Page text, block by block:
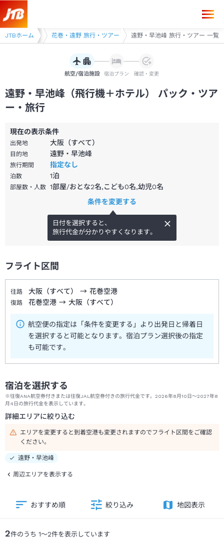
JTBホーム
旅行・ツアー 花巻・遠野 旅行・ツアー 遠野・早池峰 旅行・ツアー 一覧
航空/宿泊施設 宿泊プラン 確認・変更
遠野・早池峰（飛行機＋ホテル） パック・ツア
ー・旅行
現在の表示条件
出発地 大阪（すべて）
目的地 遠野・早池峰
旅行期間 指定なし
泊数 1泊
部屋数・人数 1部屋/おとな2名,こども0名,幼児0名
条件を変更する
日付を選択すると、
旅行代金が分かりやすくなります。
フライト区間
往路 大阪（すべて） → 花巻空港
復路 花巻空港 → 大阪（すべて）
航空便の指定は「条件を変更する」より出発日と帰着日
を選択すると可能となります。宿泊プラン選択後の指定
も可能です。
宿泊を選択する
※往復ANA航空券付きまたは往復JAL航空券付きの旅行代金です。2026年8月10日～2027年8
月4日の旅行代金を表示しています。
詳細エリアに絞り込む
エリアを変更すると到着空港も変更されますのでフライト区間をご確認
ください。
遠野・早池峰
周辺エリアを表示する
2件のうち 1～2件を表示しています
おすすめ順 絞り込み 地図表示